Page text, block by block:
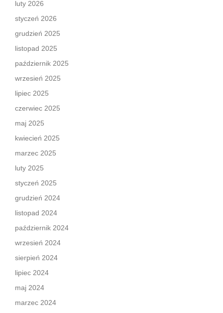
luty 2026
styczeń 2026
grudzień 2025
listopad 2025
październik 2025
wrzesień 2025
lipiec 2025
czerwiec 2025
maj 2025
kwiecień 2025
marzec 2025
luty 2025
styczeń 2025
grudzień 2024
listopad 2024
październik 2024
wrzesień 2024
sierpień 2024
lipiec 2024
maj 2024
marzec 2024